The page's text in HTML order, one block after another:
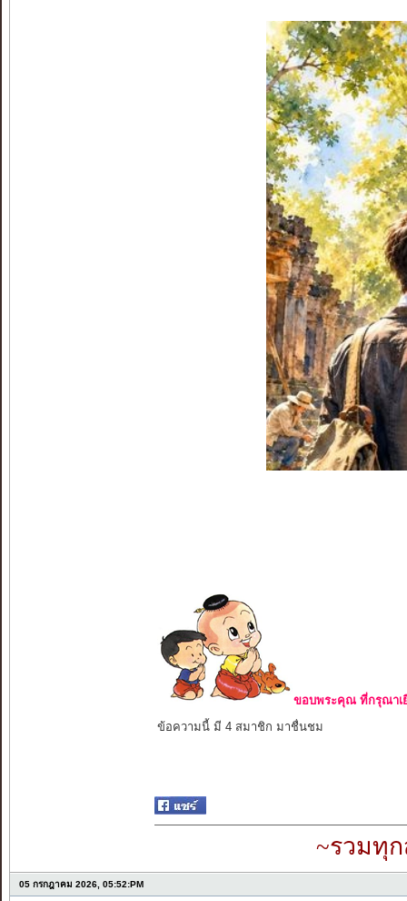
ขอบพระคุณ ที่กรุณาเ
ข้อความนี้ มี 4 สมาชิก มาชื่นชม
~รวมทุ
05 กรกฎาคม 2026, 05:52:PM